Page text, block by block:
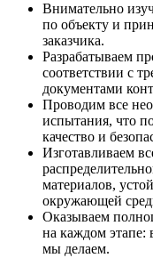
Внимательно
по объекту и
заказчика.
Разрабатываем
соответствии с
документами
Проводим все
испытания, что
качество и
Изготавливаем
материалов,
окружающей
Оказываем
на каждом этапе:
мы делаем.